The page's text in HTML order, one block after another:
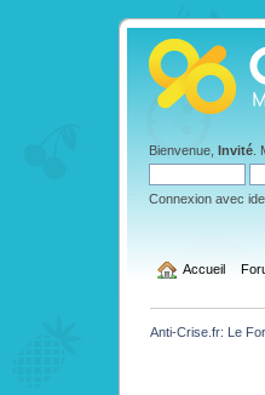
Bienvenue, Invité
Connexion avec
Accueil
Anti-Crise.fr: Le